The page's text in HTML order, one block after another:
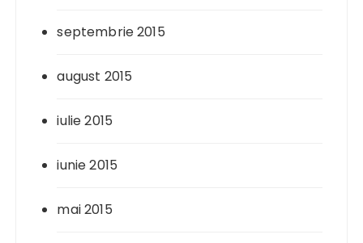
septembrie 2015
august 2015
iulie 2015
iunie 2015
mai 2015